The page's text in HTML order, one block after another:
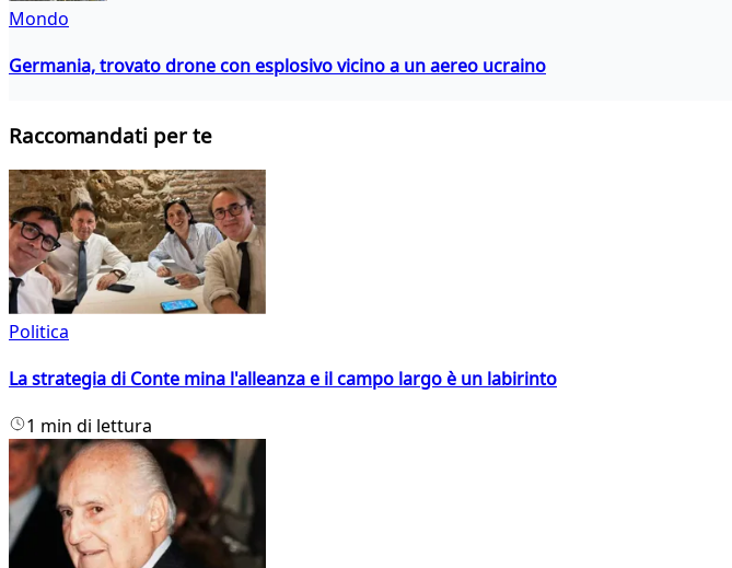
Mondo
Germania, trovato drone con esplosivo vicino a un aereo ucraino
Raccomandati per te
Politica
La strategia di Conte mina l'alleanza e il campo largo è un labirinto
1 min di lettura